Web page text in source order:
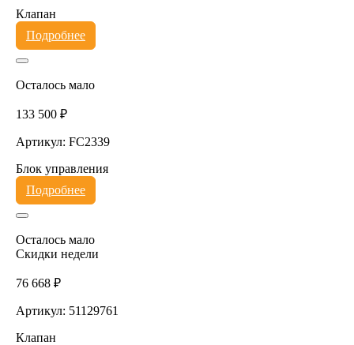
Клапан
Подробнее
Осталось мало
133 500 ₽
Артикул: FC2339
Блок управления
Подробнее
Осталось мало
Скидки недели
76 668 ₽
Артикул: 51129761
Клапан